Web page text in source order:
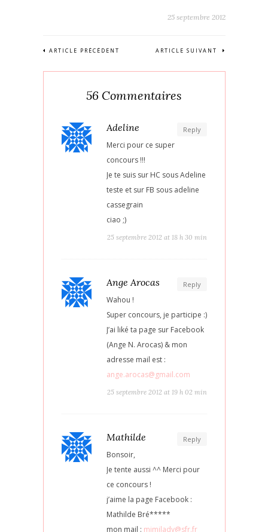
25 septembre 2012
ARTICLE PRÉCÉDENT ARTICLE SUIVANT
56 Commentaires
Reply
Adeline
Merci pour ce super
concours !!!
Je te suis sur HC sous Adeline
teste et sur FB sous adeline
cassegrain
ciao ;)
25 septembre 2012 at 18 h 30 min
Reply
Ange Arocas
Wahou !
Super concours, je participe :)
J’ai liké ta page sur Facebook
(Ange N. Arocas) & mon
adresse mail est :
ange.arocas@gmail.com
25 septembre 2012 at 19 h 02 min
Reply
Mathilde
Bonsoir,
Je tente aussi ^^ Merci pour
ce concours !
j’aime la page Facebook :
Mathilde Bré*****
mon mail : mimilady@sfr.fr